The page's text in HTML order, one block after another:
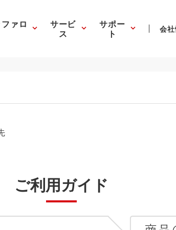
ァロ サービ
ス
サポー
ト 会
ご利用ガイド